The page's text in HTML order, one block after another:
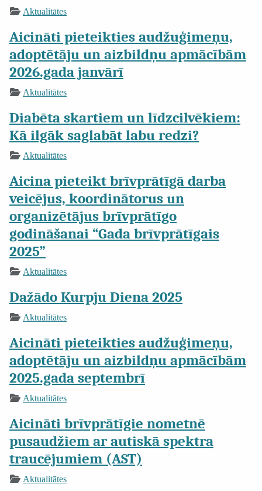
Aktualitātes
Aicināti pieteikties audžuģimeņu,
adoptētāju un aizbildņu apmācībām
2026.gada janvārī
Aktualitātes
Diabēta skartiem un līdzcilvēkiem:
Kā ilgāk saglabāt labu redzi?
Aktualitātes
Aicina pieteikt brīvprātīgā darba
veicējus, koordinātorus un
organizētājus brīvprātīgo
godināšanai “Gada brīvprātīgais
2025”
Aktualitātes
Dažādo Kurpju Diena 2025
Aktualitātes
Aicināti pieteikties audžuģimeņu,
adoptētāju un aizbildņu apmācībām
2025.gada septembrī
Aktualitātes
Aicināti brīvprātīgie nometnē
pusaudžiem ar autiskā spektra
traucējumiem (AST)
Aktualitātes